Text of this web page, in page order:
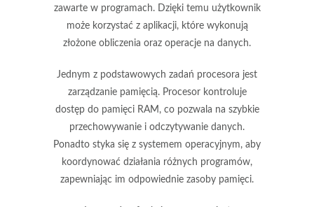
zawarte w programach. Dzięki temu użytkownik
może korzystać z aplikacji, które wykonują
złożone obliczenia oraz operacje na danych.
Jednym z podstawowych zadań procesora jest
zarządzanie pamięcią. Procesor kontroluje
dostęp do pamięci RAM, co pozwala na szybkie
przechowywanie i odczytywanie danych.
Ponadto styka się z systemem operacyjnym, aby
koordynować działania różnych programów,
zapewniając im odpowiednie zasoby pamięci.